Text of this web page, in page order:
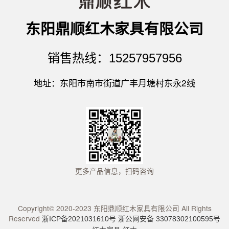
东阳鼎顺红木家具有限公司
销售热线：15257957956
地址：东阳市南市街道广丰月塘村东永2线
更多产品信息，扫码咨询
Copyright© 2020-2023 东阳鼎顺红木家具有限公司 All Rights
Reserved 浙ICP备2021031610号 浙公网安备 33078302100595号